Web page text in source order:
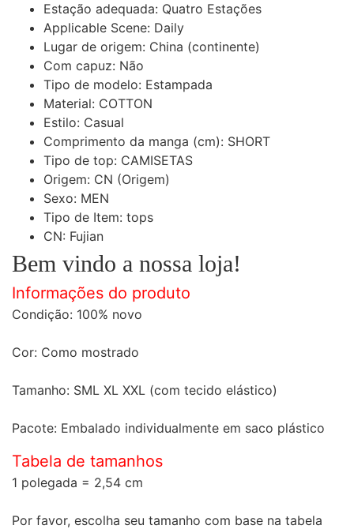
Estação adequada: Quatro Estações
Applicable Scene: Daily
Lugar de origem: China (continente)
Com capuz: Não
Tipo de modelo: Estampada
Material: COTTON
Estilo: Casual
Comprimento da manga (cm): SHORT
Tipo de top: CAMISETAS
Origem: CN (Origem)
Sexo: MEN
Tipo de Item: tops
CN: Fujian
Bem vindo a nossa loja!
Informações do produto
Condição: 100% novo
Cor: Como mostrado
Tamanho: SML XL XXL (com tecido elástico)
Pacote: Embalado individualmente em saco plástico
Tabela de tamanhos
1 polegada = 2,54 cm
Por favor, escolha seu tamanho com base na tabela